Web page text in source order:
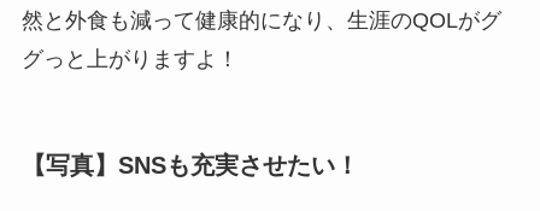
然と外食も減って健康的になり、生涯のQOLがグ
グっと上がりますよ！
【写真】 SNSも充実させたい！